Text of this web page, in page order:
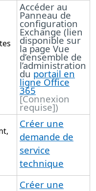
Accéder au
Panneau de
configuration
Exchange (lien
disponible sur
la page Vue
d’ensemble de
l’administration
du portail en
ligne Office
365
[Connexion
requise])
Créer une
demande de
service
technique
Créer une